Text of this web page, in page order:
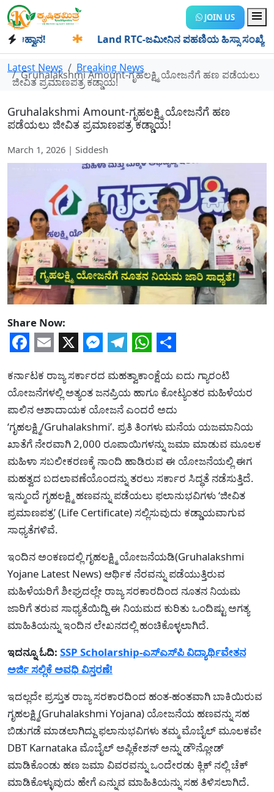
JOIN US
Land RTC-ಜಮೀನಿನ ಪಹಣಿಯ ಹಿಸ್ಸಾ ಸಂಖ್ಯೆ
Latest News Breaking News
Gruhalakshmi Amount-ಗೃಹಲಕ್ಷ್ಮಿ ಯೋಜನೆಗೆ ಹಣ ಪಡೆಯಲು
ಜೀವಿತ ಪ್ರಮಾಣಪತ್ರ ಕಡ್ಡಾಯ!
Gruhalakshmi Amount-ಗೃಹಲಕ್ಷ್ಮಿ ಯೋಜನೆಗೆ ಹಣ
ಪಡೆಯಲು ಜೀವಿತ ಪ್ರಮಾಣಪತ್ರ ಕಡ್ಡಾಯ!
March 1, 2026 | Siddesh
Share Now:
Facebook
Email
X Messenger
Telegram
WhatsApp
Share
ಕರ್ನಾಟಕ ರಾಜ್ಯ ಸರ್ಕಾರದ ಮಹತ್ವಾಕಾಂಕ್ಷೆಯ ಐದು ಗ್ಯಾರಂಟಿ
ಯೋಜನೆಗಳಲ್ಲಿ ಅತ್ಯಂತ ಜನಪ್ರಿಯ ಹಾಗೂ ಕೋಟ್ಯಂತರ ಮಹಿಳೆಯರ
ಪಾಲಿನ ಆಶಾದಾಯಕ ಯೋಜನೆ ಎಂದರೆ ಅದು
‘ಗೃಹಲಕ್ಷ್ಮಿ/Gruhalakshmi’. ಪ್ರತಿ ತಿಂಗಳು ಮನೆಯ ಯಜಮಾನಿಯ
ಖಾತೆಗೆ ನೇರವಾಗಿ 2,000 ರೂಪಾಯಿಗಳನ್ನು ಜಮಾ ಮಾಡುವ ಮೂಲಕ
ಮಹಿಳಾ ಸಬಲೀಕರಣಕ್ಕೆ ನಾಂದಿ ಹಾಡಿರುವ ಈ ಯೋಜನೆಯಲ್ಲಿ ಈಗ
ಮಹತ್ವದ ಬದಲಾವಣೆಯೊಂದನ್ನು ತರಲು ಸರ್ಕಾರ ಸಿದ್ಧತೆ ನಡೆಸುತ್ತಿದೆ.
ಇನ್ಮುಂದೆ ಗೃಹಲಕ್ಷ್ಮಿ ಹಣವನ್ನು ಪಡೆಯಲು ಫಲಾನುಭವಿಗಳು ‘ಜೀವಿತ
ಪ್ರಮಾಣಪತ್ರ’ (Life Certificate) ಸಲ್ಲಿಸುವುದು ಕಡ್ಡಾಯವಾಗುವ
ಸಾಧ್ಯತೆಗಳಿವೆ.
ಇಂದಿನ ಅಂಕಣದಲ್ಲಿ ಗೃಹಲಕ್ಷ್ಮಿ ಯೋಜನೆಯಡಿ(Gruhalakshmi
Yojane Latest News) ಆರ್ಥಿಕ ನೆರವನ್ನು ಪಡೆಯುತ್ತಿರುವ
ಮಹಿಳೆಯರಿಗೆ ಶೀಘ್ರದಲ್ಲೇ ರಾಜ್ಯ ಸರಕಾರದಿಂದ ನೂತನ ನಿಯಮ
ಜಾರಿಗೆ ತರುವ ಸಾಧ್ಯತೆಯಿದ್ದಿ ಈ ನಿಯಮದ ಕುರಿತು ಒಂದಿಷ್ಟು ಅಗತ್ಯ
ಮಾಹಿತಿಯನ್ನು ಇಂದಿನ ಲೇಖನದಲ್ಲಿ ಹಂಚಿಕೊಳ್ಳಲಾಗಿದೆ.
ಇದನ್ನೂ ಓದಿ: SSP Scholarship-ಎಸ್‌ಎಸ್‌ಪಿ ವಿದ್ಯಾರ್ಥಿವೇತನ
ಅರ್ಜಿ ಸಲ್ಲಿಕೆ ಅವಧಿ ವಿಸ್ತರಣೆ!
ಇದಲ್ಲದೇ ಪ್ರಸ್ತುತ ರಾಜ್ಯ ಸರಕಾರದಿಂದ ಹಂತ-ಹಂತವಾಗಿ ಬಾಕಿಯಿರುವ
ಗೃಹಲಕ್ಷ್ಮಿ(Gruhalakshmi Yojana) ಯೋಜನೆಯ ಹಣವನ್ನು ಸಹ
ಬಿಡುಗಡೆ ಮಾಡಲಾಗಿದ್ದು ಫಲಾನುಭವಿಗಳು ತಮ್ಮ ಮೊಬೈಲ್ ಮೂಲಕವೇ
DBT Karnataka ಮೊಬೈಲ್ ಅಪ್ಲಿಕೇಶನ್ ಅನ್ನು ಡೌನ್ಲೋಡ್
ಮಾಡಿಕೊಂಡು ಹಣ ಜಮಾ ವಿವರವನ್ನು ಒಂದೇರಡು ಕ್ಲಿಕ್ ನಲ್ಲಿ ಚೆಕ್
ಮಾಡಿಕೊಳ್ಳುವುದು ಹೇಗೆ ಎನ್ನುವ ಮಾಹಿತಿಯನ್ನು ಸಹ ತಿಳಿಸಲಾಗಿದೆ.